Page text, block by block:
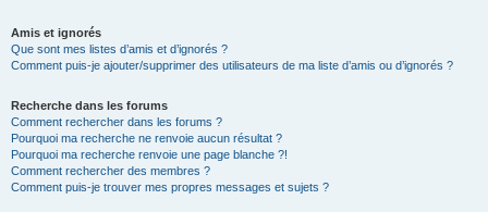
Amis et ignorés
Que sont mes listes d’amis et d’ignorés ?
Comment puis-je ajouter/supprimer des utilisateurs de ma liste d’amis ou d’ignorés ?
Recherche dans les forums
Comment rechercher dans les forums ?
Pourquoi ma recherche ne renvoie aucun résultat ?
Pourquoi ma recherche renvoie une page blanche ?!
Comment rechercher des membres ?
Comment puis-je trouver mes propres messages et sujets ?